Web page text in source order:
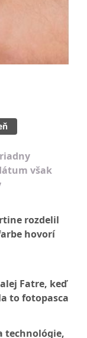
však
rozdelil
hovorí
Fatre, keď
to fotopasca
technológie,